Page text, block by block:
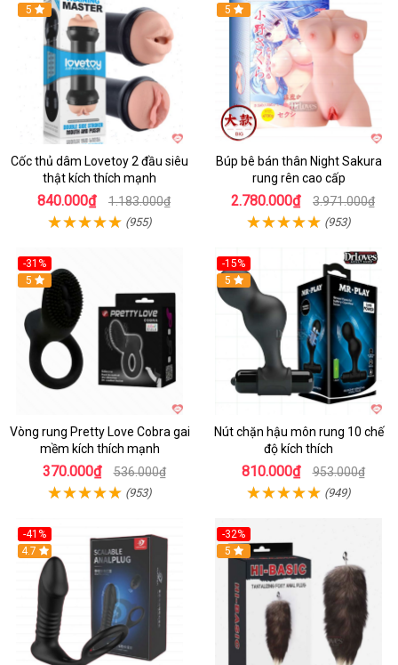
Hot
5
Cốc thủ dâm Lovetoy 2 đầu siêu
thật kích thích mạnh
840.000₫ 1.183.000₫
(955)
Hot
5
Búp bê bán thân Night Sakura
rung rên cao cấp
2.780.000₫ 3.971.000₫
(953)
-31%
5
Vòng rung Pretty Love Cobra gai
mềm kích thích mạnh
370.000₫ 536.000₫
(953)
-15%
Hot
5
Nút chặn hậu môn rung 10 chế
độ kích thích
810.000₫ 953.000₫
(949)
-41%
Hot
4.7
-32%
Hot
5